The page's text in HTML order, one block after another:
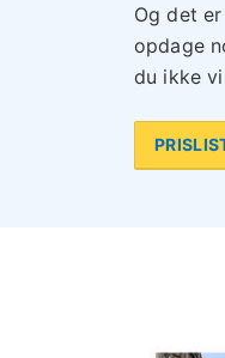
Og det
opdage
du ikke